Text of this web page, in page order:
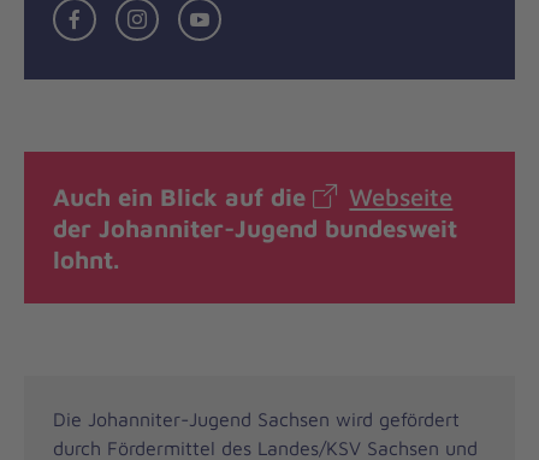
FB Insta YT
Auch ein Blick auf die
Webseite
der Johanniter-Jugend bundesweit
lohnt.
Die Johanniter-Jugend Sachsen wird gefördert
durch Fördermittel des Landes/KSV Sachsen und